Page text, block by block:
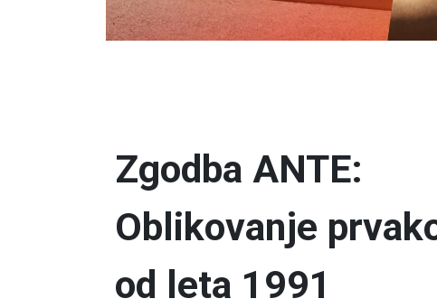
Zgodba ANTE:
Oblikovanje
od leta 1991